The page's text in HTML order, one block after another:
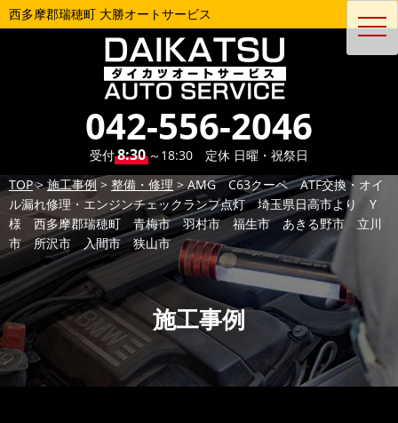
西多摩郡瑞穂町 大勝オートサービス
042-556-2046
受付8:30 ～18:30 定休 日曜・祝祭日
TOP>施工事例> 整備・修理 >AMG C63クーペ ATF交換・オイ
ル漏れ修理・エンジンチェックランプ点灯 埼玉県日高市より Y
様 西多摩郡瑞穂町 青梅市 羽村市 福生市 あきる野市 立川
市 所沢市 入間市 狭山市
施工事例